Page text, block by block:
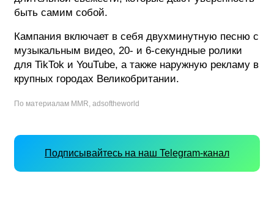
быть самим собой.
Кампания включает в себя двухминутную песню с
музыкальным видео, 20- и 6-секундные ролики
для TikTok и YouTube, а также наружную рекламу в
крупных городах Великобритании.
По материалам MMR, adsoftheworld
Подписывайтесь на наш Telegram-канал